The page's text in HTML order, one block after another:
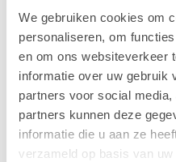
We gebruiken cookies om
personaliseren, om
en om ons websiteverkeer
informatie over uw gebruik
partners voor social
partners kunnen deze
informatie die u aan ze
verzameld op basis van
word je graag
vrijblijvend
specialisten? Schrijf
gratis webinars en
een bezoekje
jou in de buurt.